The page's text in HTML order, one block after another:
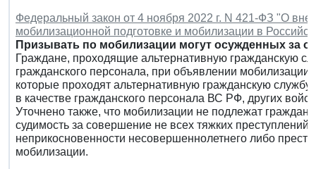
Федеральный закон от 4 ноября 2022 г. N 421-ФЗ "О
мобилизационной подготовке и мобилизации в
Призывать по мобилизации могут осужденных за
Граждане, проходящие альтернативную гражданскую
гражданского персонала, при объявлении
которые проходят альтернативную гражданскую
в качестве гражданского персонала ВС РФ, других
Уточнено также, что мобилизации не подлежат
судимость за совершение не всех тяжких
неприкосновенности несовершеннолетнего либо
мобилизации.